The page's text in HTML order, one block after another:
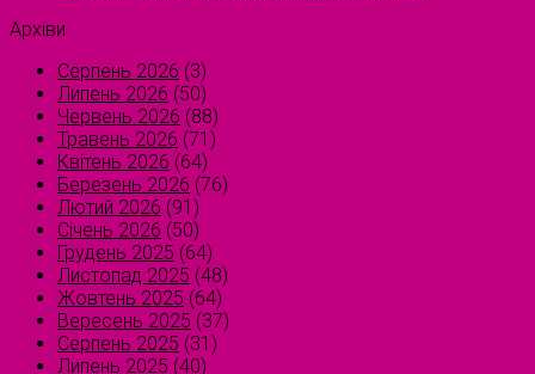
Архіви
Серпень 2026 (3)
Липень 2026 (50)
Червень 2026 (88)
Травень 2026 (71)
Квітень 2026 (64)
Березень 2026 (76)
Лютий 2026 (91)
Січень 2026 (50)
Грудень 2025 (64)
Листопад 2025 (48)
Жовтень 2025 (64)
Вересень 2025 (37)
Серпень 2025 (31)
Липень 2025 (40)